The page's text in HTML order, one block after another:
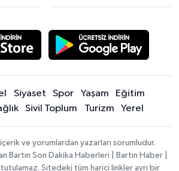
Siyaset Spor Yaşam
Eğitim
Sivil Toplum Turizm Yerel
ve yorumlardan yazarları sorumludur.
Bartın Son Dakika Haberleri | Bartın Haber |
tutulamaz. Sitedeki tüm harici linkler ayrı bir